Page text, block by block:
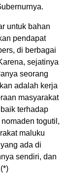
untuk bahan
pendapat
di berbagai
sejatinya
seorang
adalah kerja
masyarakat
terhadap
togutil,
maluku
ada di
sendiri, dan